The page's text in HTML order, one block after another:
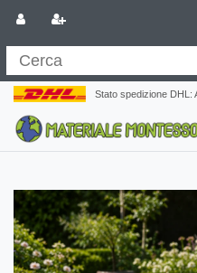
Stato spedizione DHL: